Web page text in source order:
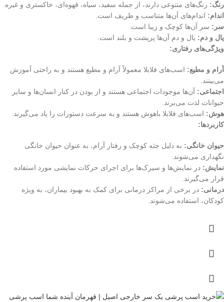
رنگ: رنگ‌های متنوعی دارند، از جمله سفید، سیاه، قهوه‌ای، خاکستری و غیره.
اندام: اندام‌های آن‌ها متناسب و ظریف است.
سر: سر آن‌ها کوچک و زیبا است.
یال و دم: یال و دم آن‌ها پرپشت و بلند است.
ویژگی‌های رفتاری:
آرام و مطیع: اسب‌های فلابلا معمولاً آرام و مطیع هستند و به راحتی آموزش
می‌بینند.
اجتماعی: آن‌ها موجودات اجتماعی هستند و از بودن در کنار انسان‌ها و سایر
حیوانات لذت می‌برند.
هوش: اسب‌های فلابلا باهوش هستند و به سرعت دستورات را یاد می‌گیرند.
کاربردها:
حیوان خانگی: به دلیل جثه کوچک و رفتار آرام، به عنوان حیوان خانگی
نگهداری می‌شوند.
نمایش: در نمایش‌ها و سیرک‌ها برای اجرای حرکات نمایشی مورد استفاده
قرار می‌گیرند.
درمانی: در برخی از مراکز درمانی برای کمک به بهبود بیماران، به ویژه
کودکان، استفاده می‌شوند.